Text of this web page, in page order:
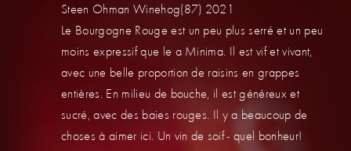
Steen Ohman Winehog(87) 2021
Le Bourgogne Rouge est un peu plus serré et un peu
moins expressif que le a Minima. Il est vif et vivant,
avec une belle proportion de raisins en grappes
entières. En milieu de bouche, il est généreux et
sucré, avec des baies rouges. Il y a beaucoup de
choses à aimer ici. Un vin de soif - quel bonheur!